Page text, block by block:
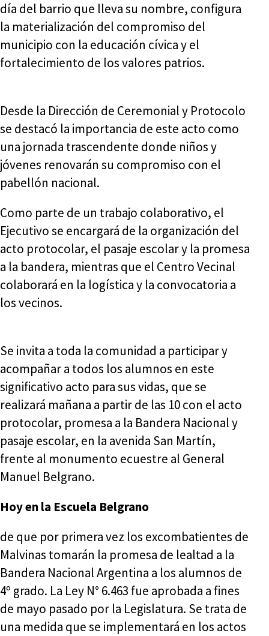
día del barrio que lleva su nombre, configura
la materialización del compromiso del
municipio con la educación cívica y el
fortalecimiento de los valores patrios.
Desde la Dirección de Ceremonial y Protocolo
se destacó la importancia de este acto como
una jornada trascendente donde niños y
jóvenes renovarán su compromiso con el
pabellón nacional.
Como parte de un trabajo colaborativo, el
Ejecutivo se encargará de la organización del
acto protocolar, el pasaje escolar y la promesa
a la bandera, mientras que el Centro Vecinal
colaborará en la logística y la convocatoria a
los vecinos.
Se invita a toda la comunidad a participar y
acompañar a todos los alumnos en este
significativo acto para sus vidas, que se
realizará mañana a partir de las 10 con el acto
protocolar, promesa a la Bandera Nacional y
pasaje escolar, en la avenida San Martín,
frente al monumento ecuestre al General
Manuel Belgrano.
Hoy en la Escuela Belgrano
de que por primera vez los excombatientes de
Malvinas tomarán la promesa de lealtad a la
Bandera Nacional Argentina a los alumnos de
4º grado. La Ley N° 6.463 fue aprobada a fines
de mayo pasado por la Legislatura. Se trata de
una medida que se implementará en los actos